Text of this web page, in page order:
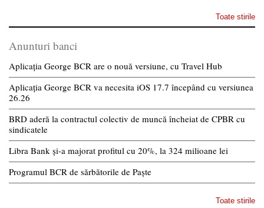
Toate stirile
Anunturi banci
Aplicația George BCR are o nouă versiune, cu Travel Hub
Aplicația George BCR va necesita iOS 17.7 începând cu versiunea
26.26
BRD aderă la contractul colectiv de muncă încheiat de CPBR cu
sindicatele
Libra Bank și-a majorat profitul cu 20%, la 324 milioane lei
Programul BCR de sărbătorile de Paște
Toate stirile